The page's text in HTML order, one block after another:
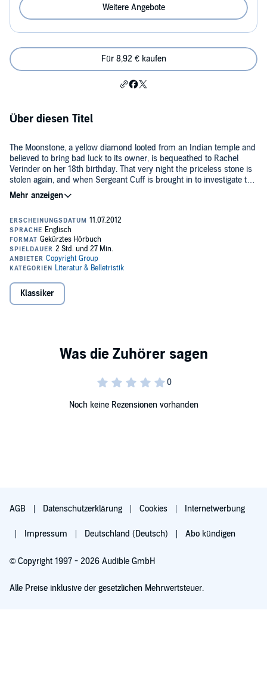
Weitere Angebote
Für 8,92 € kaufen
Über diesen Titel
The Moonstone, a yellow diamond looted from an Indian temple and
believed to bring bad luck to its owner, is bequeathed to Rachel
Verinder on her 18th birthday. That very night the priceless stone is
stolen again, and when Sergeant Cuff is brought in to investigate the
crime, he soon realizes that no one in Rachel’s household is above
suspicion.
English detective novels",The Moonstone
intricate tale of mystery, in which facts and memory can prove
treacherous, and not everyone is as they first appear.
©2010 De Agostini UK (P)2011 Talking Classics
Klassiker
Noch keine Rezensionen vorhanden
AGB Datenschutzerklärung Cookies Internetwerbung
Impressum Deutschland (Deutsch) Abo kündigen
© Copyright 1997 - 2026 Audible GmbH
Alle Preise inklusive der gesetzlichen Mehrwertsteuer.